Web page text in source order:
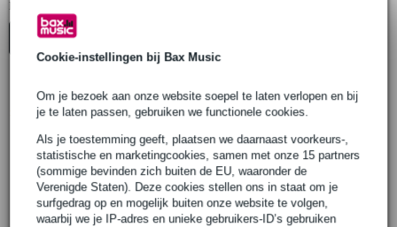
Cookie-instellingen bij Bax Music
Om je bezoek aan onze website soepel te laten verlopen en bij
je te laten passen, gebruiken we functionele cookies.
Als je toestemming geeft, plaatsen we daarnaast voorkeurs-,
statistische en marketingcookies, samen met onze 15 partners
(sommige bevinden zich buiten de EU, waaronder de
Verenigde Staten). Deze cookies stellen ons in staat om je
surfgedrag op en mogelijk buiten onze website te volgen,
waarbij we je IP-adres en unieke gebruikers-ID’s gebruiken
Er is
Top-10
Popu
lair
79 reviews
Boss PSA-230S adapter
Adviesprijs € 41,- € 35,-
Op voorraad